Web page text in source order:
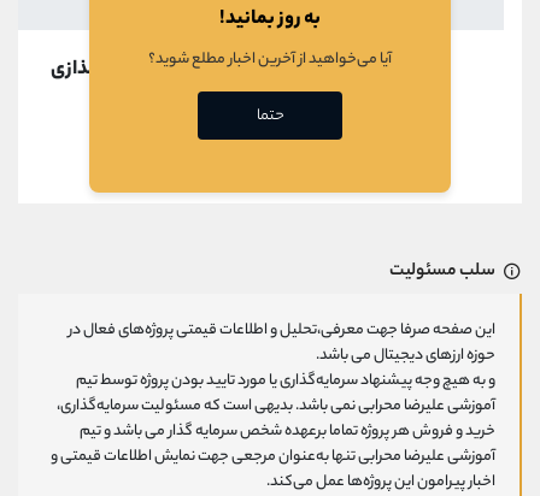
در حال بارگذازی
سلب مسئولیت
این صفحه صرفا جهت معرفی،تحلیل و اطلاعات قیمتی پروژه‌های فعال در
حوزه ارزهای دیجیتال می باشد.
و به هیچ وجه پیشنهاد سرمایه‌گذاری یا مورد تایید بودن پروژه توسط تیم
آموزشی علیرضا محرابی نمی باشد. بدیهی است که مسئولیت سرمایه‌گذاری،
خرید و فروش هر پروژه تماما برعهده شخص سرمایه گذار می باشد و تیم
آموزشی علیرضا محرابی تنها به‌عنوان مرجعی جهت نمایش اطلاعات قیمتی و
اخبار پیرامون این پروژه‌‌ها عمل می‌کند.
به روز بمانید!
آیا می‌خواهید از آخرین اخبار مطلع شوید؟
حتما